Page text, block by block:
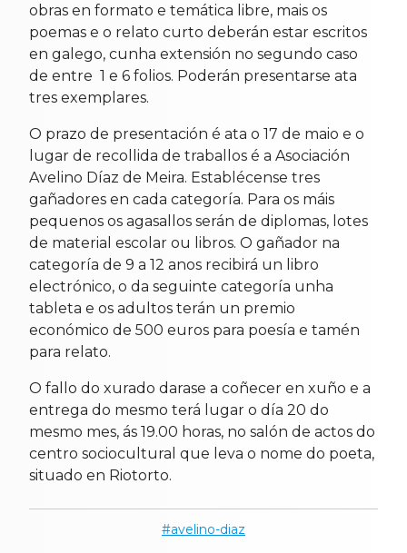
obras en formato e temática libre, mais os
poemas e o relato curto deberán estar escritos
en galego, cunha extensión no segundo caso
de entre 1 e 6 folios. Poderán presentarse ata
tres exemplares.
O prazo de presentación é ata o 17 de maio e o
lugar de recollida de traballos é a Asociación
Avelino Díaz de Meira. Establécense tres
gañadores en cada categoría. Para os máis
pequenos os agasallos serán de diplomas, lotes
de material escolar ou libros. O gañador na
categoría de 9 a 12 anos recibirá un libro
electrónico, o da seguinte categoría unha
tableta e os adultos terán un premio
económico de 500 euros para poesía e tamén
para relato.
O fallo do xurado darase a coñecer en xuño e a
entrega do mesmo terá lugar o día 20 do
mesmo mes, ás 19.00 horas, no salón de actos do
centro sociocultural que leva o nome do poeta,
situado en Riotorto.
avelino-diaz